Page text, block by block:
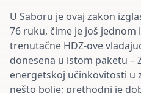
U Saboru je ovaj zakon
76 ruku, čime je još
trenutačne HDZ-ove
donesena u istom paketu –
energetskoj učinkovitosti u
nešto bolje; prethodni je